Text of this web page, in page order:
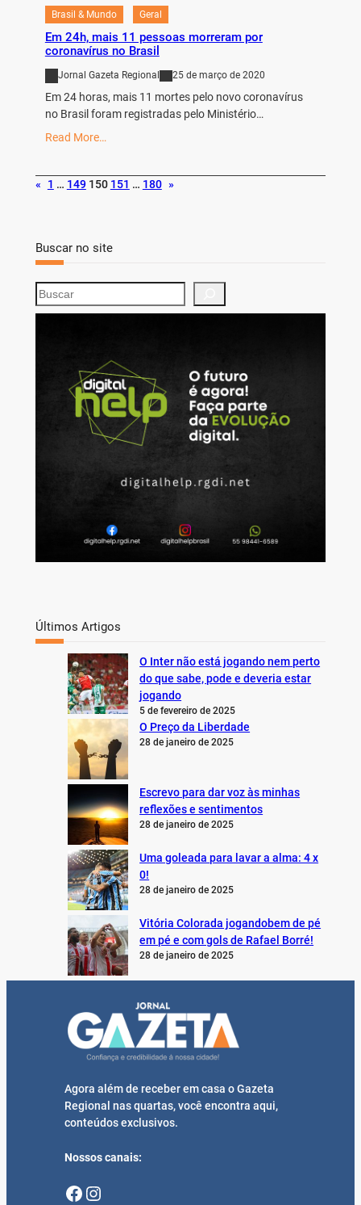
Brasil & Mundo Geral
Em 24h, mais 11 pessoas morreram por
coronavírus no Brasil
Jornal Gazeta Regional 25 de março de 2020
Em 24 horas, mais 11 mortes pelo novo coronavírus
no Brasil foram registradas pelo Ministério…
Read More…
« 1 … 149 150 151 … 180 »
Buscar no site
S
e
Últimos Artigos
O Inter não está jogando nem perto
do que sabe, pode e deveria estar
jogando
5 de fevereiro de 2025
O Preço da Liberdade
28 de janeiro de 2025
Escrevo para dar voz às minhas
reflexões e sentimentos
28 de janeiro de 2025
Uma goleada para lavar a alma: 4 x
0!
28 de janeiro de 2025
Vitória Colorada jogandobem de pé
em pé e com gols de Rafael Borré!
28 de janeiro de 2025
Agora além de receber em casa o Gazeta
Regional nas quartas, você encontra aqui,
conteúdos exclusivos.
Nossos canais:
Facebook Instagram